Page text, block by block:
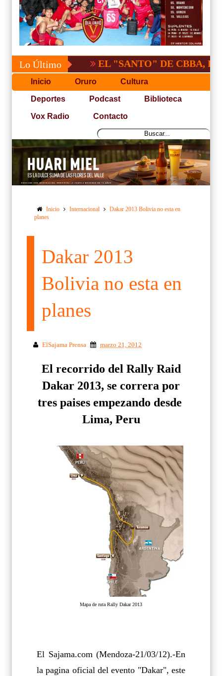
Lo Último EL "SANTO" DE CBBA,
Inicio Oruro Cultura
Deportes Podcast Biblioteca
Vox Radio Contacto
Inicio Internacional
Dakar 2013 Bolivia no esta en
planes
Dakar 2013
Bolivia no esta en
planes
ElSajama Prensa marzo 21, 2012
El recorrido del Rally Raid
Dakar 2013, se correra por
tres paises empezando desde
Lima, Peru
Mapa de ruta Rally Dakar 2013
El Sajama.com (Mendoza-21/03/12).-En
la pagina oficial del evento "Dakar", este